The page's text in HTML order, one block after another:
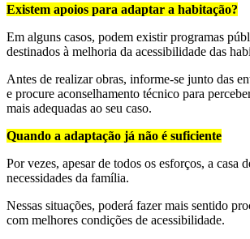
Existem apoios para adaptar a habitação?
Em alguns casos, podem existir programas
destinados à melhoria da acessibilidade das
Antes de realizar obras, informe-se junto das
e procure aconselhamento técnico para
mais adequadas ao seu caso.
Quando a adaptação já não é suficiente
Por vezes, apesar de todos os esforços, a casa
necessidades da família.
Nessas situações, poderá fazer mais sentido
com melhores condições de acessibilidade.